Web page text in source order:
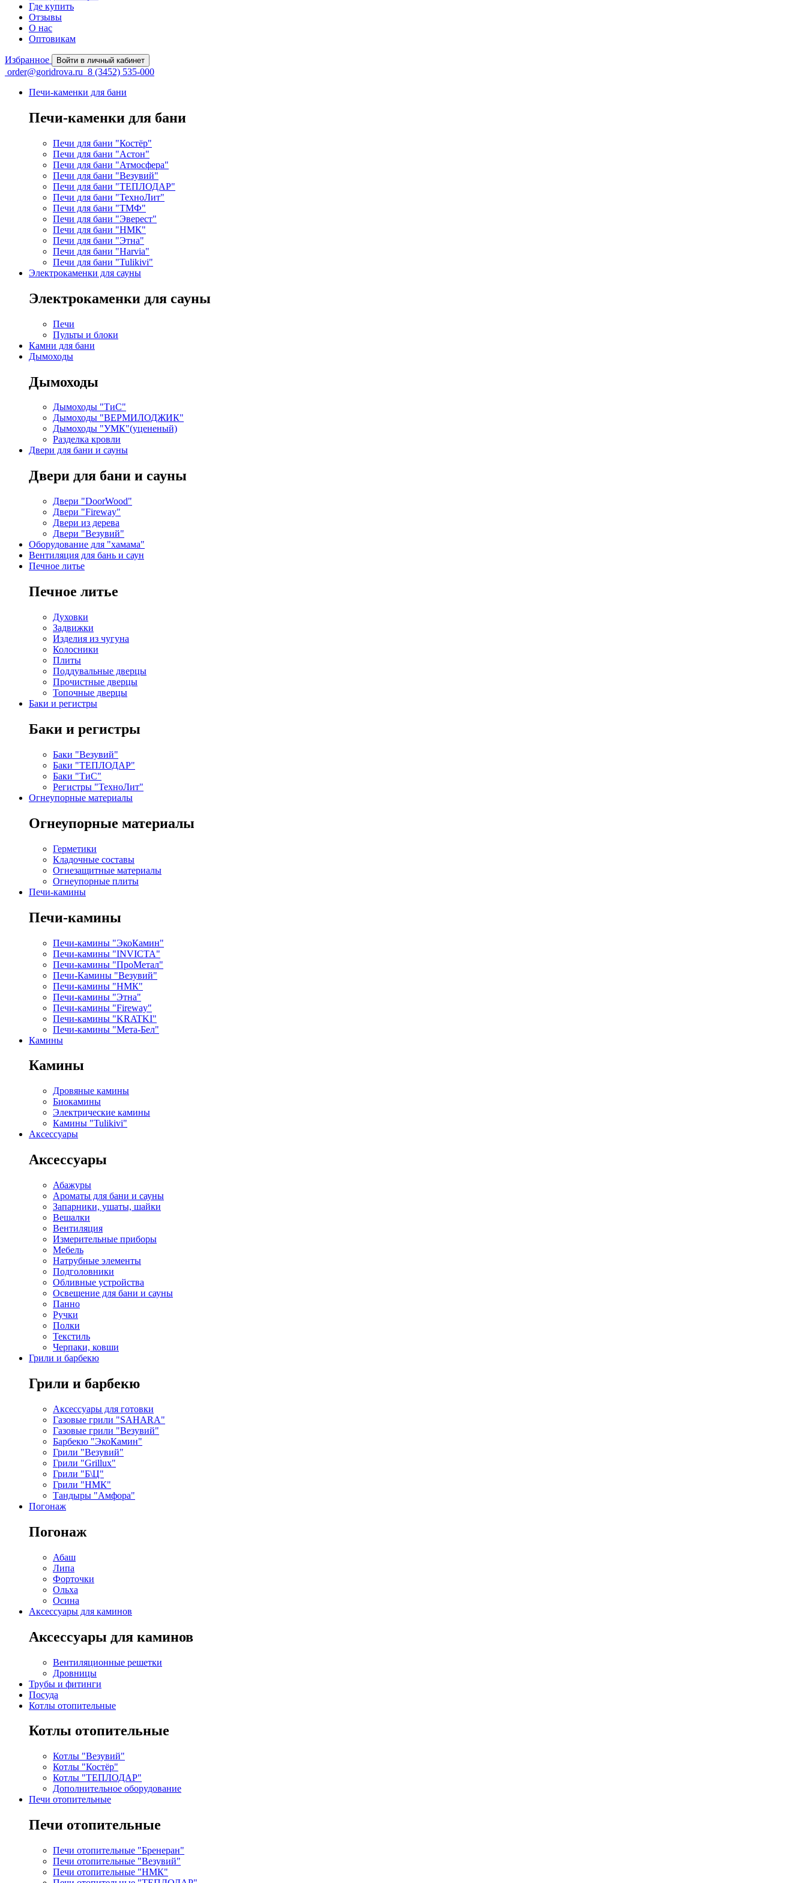
Где купить
Отзывы
О нас
Оптовикам
Избранное Войти в личный кабинет
order@goridrova.ru 8 (3452) 535-000
Печи-каменки для бани
Печи-каменки для бани
Печи для бани "Костёр"
Печи для бани "Астон"
Печи для бани "Атмосфера"
Печи для бани "Везувий"
Печи для бани "ТЕПЛОДАР"
Печи для бани "ТехноЛит"
Печи для бани "ТМФ"
Печи для бани "Эверест"
Печи для бани "НМК"
Печи для бани "Этна"
Печи для бани "Harvia"
Печи для бани "Tulikivi"
Электрокаменки для сауны
Электрокаменки для сауны
Печи
Пульты и блоки
Камни для бани
Дымоходы
Дымоходы
Дымоходы "ТиС"
Дымоходы "ВЕРМИЛОДЖИК"
Дымоходы "УМК"(уцененый)
Разделка кровли
Двери для бани и сауны
Двери для бани и сауны
Двери "DoorWood"
Двери "Fireway"
Двери из дерева
Двери "Везувий"
Оборудование для "хамама"
Вентиляция для бань и саун
Печное литье
Печное литье
Духовки
Задвижки
Изделия из чугуна
Колосники
Плиты
Поддувальные дверцы
Прочистные дверцы
Топочные дверцы
Баки и регистры
Баки и регистры
Баки "Везувий"
Баки "ТЕПЛОДАР"
Баки "ТиС"
Регистры "ТехноЛит"
Огнеупорные материалы
Огнеупорные материалы
Герметики
Кладочные составы
Огнезащитные материалы
Огнеупорные плиты
Печи-камины
Печи-камины
Печи-камины "ЭкоКамин"
Печи-камины "INVICTA"
Печи-камины "ПроМетал"
Печи-Камины "Везувий"
Печи-камины "НМК"
Печи-камины "Этна"
Печи-камины "Fireway"
Печи-камины "KRATKI"
Печи-камины "Мета-Бел"
Камины
Камины
Дровяные камины
Биокамины
Электрические камины
Камины "Tulikivi"
Аксессуары
Аксессуары
Абажуры
Ароматы для бани и сауны
Запарники, ушаты, шайки
Вешалки
Вентиляция
Измерительные приборы
Мебель
Натрубные элементы
Подголовники
Обливные устройства
Освещение для бани и сауны
Панно
Ручки
Полки
Текстиль
Черпаки, ковши
Грили и барбекю
Грили и барбекю
Аксессуары для готовки
Газовые грили "SAHARA"
Газовые грили "Везувий"
Барбекю "ЭкоКамин"
Грили "Везувий"
Грили "Grillux"
Грили "Б\Ц"
Грили "НМК"
Тандыры "Амфора"
Погонаж
Погонаж
Абаш
Липа
Форточки
Ольха
Осина
Аксессуары для каминов
Аксессуары для каминов
Вентиляционные решетки
Дровницы
Трубы и фитинги
Посуда
Котлы отопительные
Котлы отопительные
Котлы "Везувий"
Котлы "Костёр"
Котлы "ТЕПЛОДАР"
Дополнительное оборудование
Печи отопительные
Печи отопительные
Печи отопительные "Бренеран"
Печи отопительные "Везувий"
Печи отопительные "НМК"